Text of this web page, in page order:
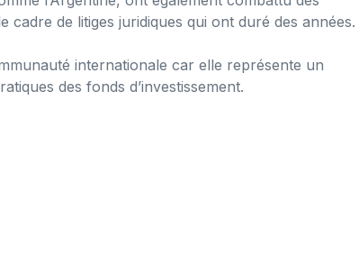
cadre de litiges juridiques qui ont duré des années.
internationale car elle représente un
des fonds d’investissement.